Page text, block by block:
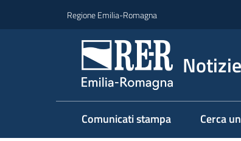
Regione Emilia-Romagna
Notizie
Comunicati stampa Cerca